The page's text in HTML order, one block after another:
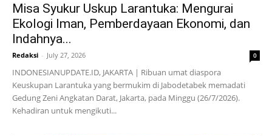
Misa Syukur Uskup Larantuka: Mengurai
Ekologi Iman, Pemberdayaan Ekonomi, dan
Indahnya...
Redaksi - July 27, 2026 0
INDONESIANUPDATE.ID, JAKARTA | Ribuan umat diaspora
Keuskupan Larantuka yang bermukim di Jabodetabek memadati
Gedung Zeni Angkatan Darat, Jakarta, pada Minggu (26/7/2026).
Kehadiran untuk mengikuti...